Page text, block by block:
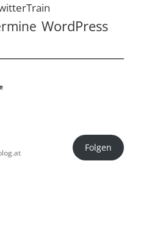
WordPress
Folgen